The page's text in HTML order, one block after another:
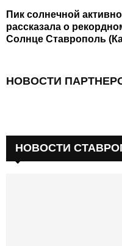
Пик солнечной
рассказала о
Солнце Ставрополь
НОВОСТИ
НОВОСТИ